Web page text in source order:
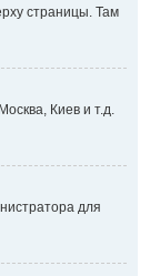
страницы. Там
Киев и т.д.
для